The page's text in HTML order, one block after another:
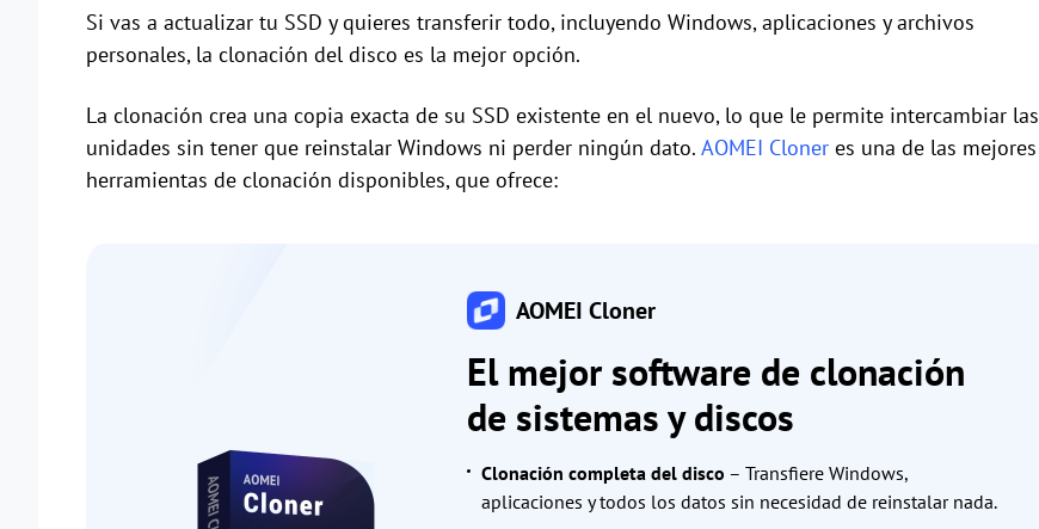
Si vas a actualizar tu SSD y quieres transferir todo, incluyendo Windows, aplicaciones y archivos
personales, la clonación del disco es la mejor opción.
La clonación crea una copia exacta de su SSD existente en el nuevo, lo que le permite intercambiar las
unidades sin tener que reinstalar Windows ni perder ningún dato. AOMEI Cloner es una de las mejores
herramientas de clonación disponibles, que ofrece:
AOMEI Cloner
El mejor software de clonación
de sistemas y discos
Clonación completa del disco – Transfiere Windows,
aplicaciones y todos los datos sin necesidad de reinstalar nada.